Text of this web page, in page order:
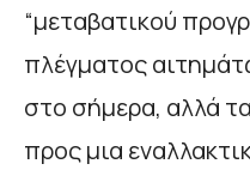
“μεταβατικού
πλέγματος
στο σήμερα, αλλά
προς μια